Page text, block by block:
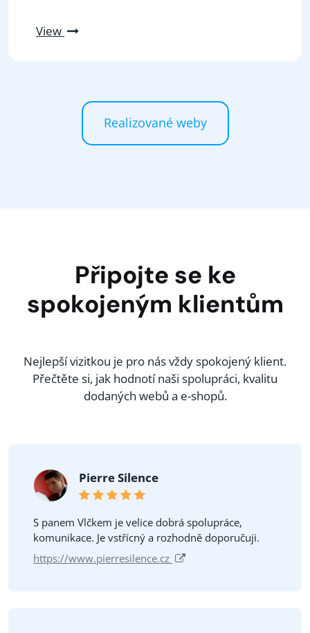
View
Realizované weby
Připojte se ke
spokojeným klientům
Nejlepší vizitkou je pro nás vždy spokojený klient.
Přečtěte si, jak hodnotí naši spolupráci, kvalitu
dodaných webů a e-shopů.
Pierre Silence
S panem Vlčkem je velice dobrá spolupráce,
komunikace. Je vstřícný a rozhodně doporučuji.
https://www.pierresilence.cz